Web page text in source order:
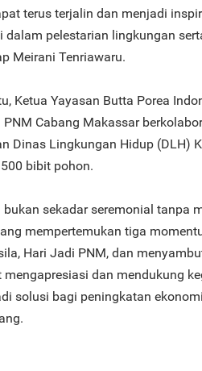
terus terjalin dan menjadi
dalam pelestarian lingkungan
Meirani Tenriawaru.
Ketua Yayasan Butta Porea
Cabang Makassar
Dinas Lingkungan Hidup (DLH)
bibit pohon.
bukan sekadar seremonial tanpa
mempertemukan tiga
Hari Jadi PNM, dan
mengapresiasi dan mendukung
solusi bagi peningkatan